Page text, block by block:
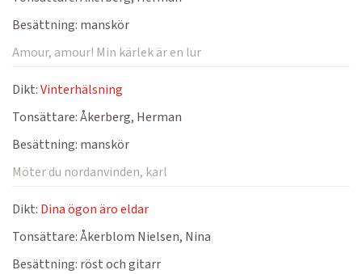
Besättning: manskör
Amour, amour! Min kärlek är en lur
Dikt:Vinterhälsning
Tonsättare:Åkerberg, Herman
Besättning: manskör
Möter du nordanvinden, karl
Dikt: Dina ögon äro eldar
Tonsättare:Åkerblom Nielsen, Nina
Besättning: röst och gitarr